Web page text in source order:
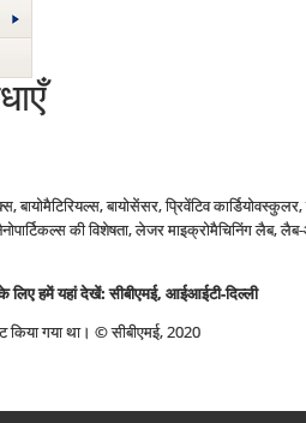
बायोमैटिरियल्स, बायोसेंसर, प्रिवेंटिव
की विशेषता, लेजर माइक्रोमैचिनिंग लैब,
लिए हमें यहां देखें:सीबीएमई, आईआईटी-दिल्ली
किया गया था। © सीबीएमई, 2020